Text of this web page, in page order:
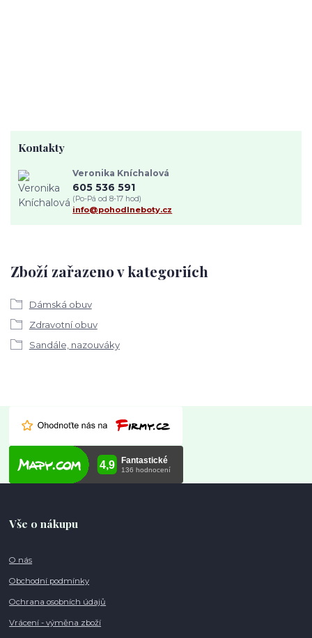
Zboží zařazeno v kategoriích
Dámská obuv
Zdravotní obuv
Sandále, nazouváky
Kontakty
Veronika Kníchalová
605 536 591
(Po-Pá od 8-17 hod)
info@pohodlneboty.cz
Vše o nákupu
O nás
Obchodní podmínky
Ochrana osobních údajů
Vrácení - výměna zboží